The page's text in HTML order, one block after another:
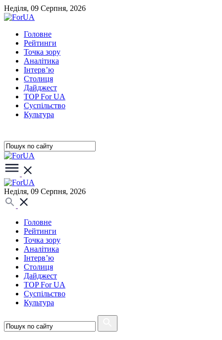
Неділя, 09 Серпня, 2026
Головне
Рейтинги
Точка зору
Аналітика
Інтерв’ю
Столиця
Дайджест
TOP For UA
Суспiльство
Культура
Неділя, 09 Серпня, 2026
Головне
Рейтинги
Точка зору
Аналітика
Інтерв’ю
Столиця
Дайджест
TOP For UA
Суспiльство
Культура